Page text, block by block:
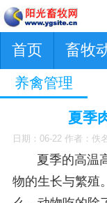
首页 畜牧
养禽管理
夏季
日期：06-22 作者：佚
夏季的高温
物的生长与繁殖